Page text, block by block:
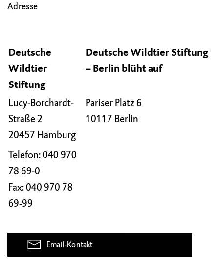
Adresse
Deutsche
Wildtier
Stiftung
Deutsche Wildtier Stiftung
– Berlin blüht auf
Lucy-Borchardt-
Straße 2
20457 Hamburg
Pariser Platz 6
10117 Berlin
Telefon:040 970
78 69-0
Fax: 040 970 78
69-99
Email-Kontakt